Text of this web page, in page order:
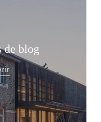
de blog